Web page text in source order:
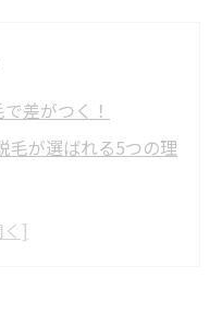
差がつく！
毛が選ばれる5つの理
始められる！